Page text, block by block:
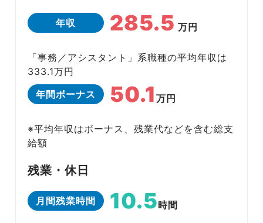
年収 285.5 万円
「事務／アシスタント」系職種の平均年収は
333.1万円
年間ボーナス
50.1 万円
※平均年収はボーナス、残業代などを含む総支
給額
残業・休日
月間残業時間 10.5時間